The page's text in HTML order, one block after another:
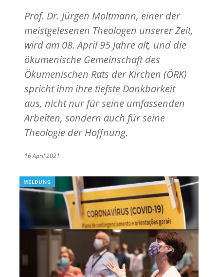
Prof. Dr. Jürgen Moltmann, einer der
meistgelesenen Theologen unserer Zeit,
wird am 08. April 95 Jahre alt, und die
ökumenische Gemeinschaft des
Ökumenischen Rats der Kirchen (ÖRK)
spricht ihm ihre tiefste Dankbarkeit
aus, nicht nur für seine umfassenden
Arbeiten, sondern auch für seine
Theologie der Hoffnung.
16 April 2021
MELDUNG